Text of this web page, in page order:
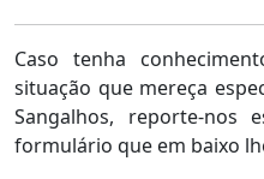
Caso tenha
situação que mereça
Sangalhos, reporte-nos
formulário que em baixo